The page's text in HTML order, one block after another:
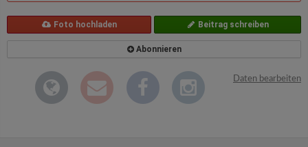
Foto hochladen Beitrag schreiben
Abonnieren
Daten bearbeiten